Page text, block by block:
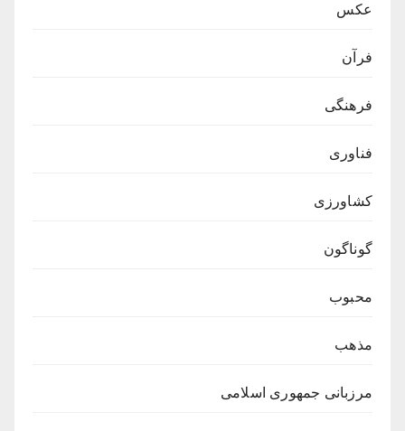
عکس
فرآن
فرهنگی
فناوری
کشاورزی
گوناگون
محبوب
مذهب
مرزبانی جمهوری اسلامی